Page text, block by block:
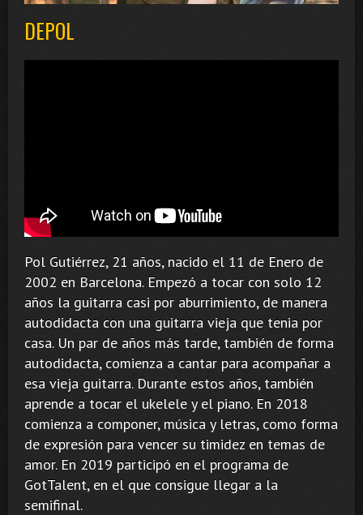
DEPOL
Pol Gutiérrez, 21 años, nacido el 11 de Enero de
2002 en Barcelona. Empezó a tocar con solo 12
años la guitarra casi por aburrimiento, de manera
autodidacta con una guitarra vieja que tenia por
casa. Un par de años más tarde, también de forma
autodidacta, comienza a cantar para acompañar a
esa vieja guitarra. Durante estos años, también
aprende a tocar el ukelele y el piano. En 2018
comienza a componer, música y letras, como forma
de expresión para vencer su timidez en temas de
amor. En 2019 participó en el programa de
GotTalent, en el que consigue llegar a la
semifinal.